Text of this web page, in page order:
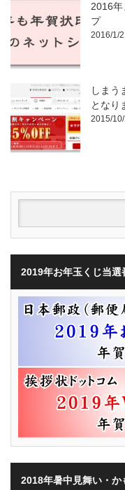
2016
プ
2016/1/2
しまう
となり
2015/
2019年お年玉くじ当選
2018年暑中見舞い・か